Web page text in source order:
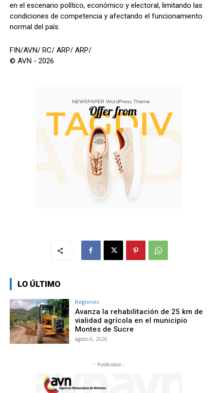
en el escenario político, económico y electoral, limitando las
condiciones de competencia y afectando el funcionamiento
normal del país.
FIN/AVN/ RC/ ARP/ ARP/
© AVN - 2026
LO ÚLTIMO
Regiones
Avanza la rehabilitación de 25 km de
vialidad agrícola en el municipio
Montes de Sucre
agosto 6, 2026
- Publicidad -